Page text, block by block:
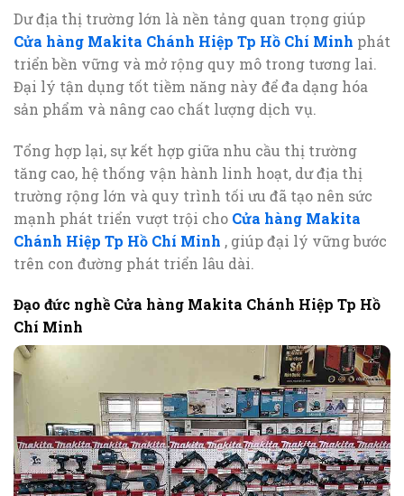
Dư địa thị trường lớn là nền tảng quan trọng giúp
Cửa hàng Makita Chánh Hiệp Tp Hồ Chí Minh phát
triển bền vững và mở rộng quy mô trong tương lai.
Đại lý tận dụng tốt tiềm năng này để đa dạng hóa
sản phẩm và nâng cao chất lượng dịch vụ.
Tổng hợp lại, sự kết hợp giữa nhu cầu thị trường
tăng cao, hệ thống vận hành linh hoạt, dư địa thị
trường rộng lớn và quy trình tối ưu đã tạo nên sức
mạnh phát triển vượt trội cho Cửa hàng Makita
Chánh Hiệp Tp Hồ Chí Minh , giúp đại lý vững bước
trên con đường phát triển lâu dài.
Đạo đức nghề Cửa hàng Makita Chánh Hiệp Tp Hồ
Chí Minh